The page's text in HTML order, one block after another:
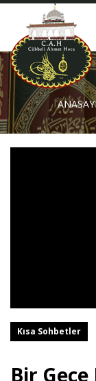
Kısa Sohbetler
Bir